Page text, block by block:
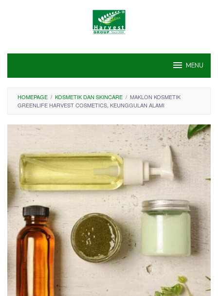
MENU
HOMEPAGE / KOSMETIK DAN SKINCARE / MAKLON KOSMETIK
GREENLIFE HARVEST COSMETICS, KEUNGGULAN ALAMI